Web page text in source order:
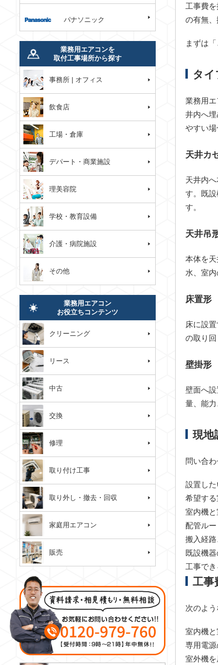
工事費
の有無
まずは
タ
業務用
井内へ
やすい
天井カ
天井内
す。既
す。
天井吊
本体を
水、室
床置形
床に設
の取り
壁掛形
壁面へ
量、能
現地
問い合
設置し
希望す
室内機
配管ル
搬入経
既設機
工事で
工事
次のよ
室内機
専用電
室外機
パナソニック
業務用エアコンを
取付工事場所から探す
事務所 | オフィス
飲食店
工場・倉庫
デパート・商業施設
理美容院
学校・教育設備
介護・病院施設
その他
業務用エアコン
お役立ちコンテンツ
クリーニング
リース
中古
交換
修理
取り付け工事
取り外し・撤去・回収
家庭用エアコン
販売